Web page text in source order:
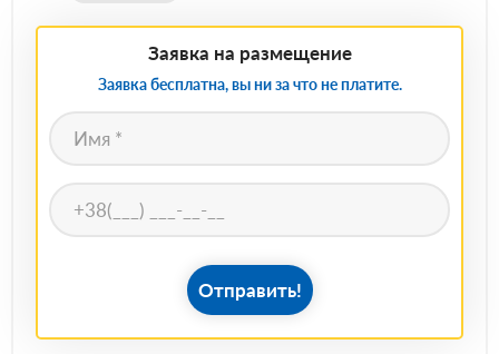
Заявка на размещение
Заявка бесплатна, вы ни за что не платите.
Отправить!